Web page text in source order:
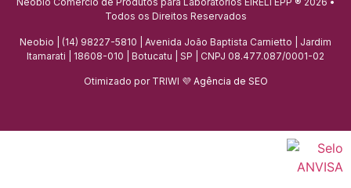
Todos os Direitos Reservados
Neobio | (14) 98227-5810 | Avenida João Baptista Carnietto | Jardim
Itamarati | 18608-010 | Botucatu | SP | CNPJ 08.477.087/0001-02
Otimizado por TRIWI 💜 Agência de SEO